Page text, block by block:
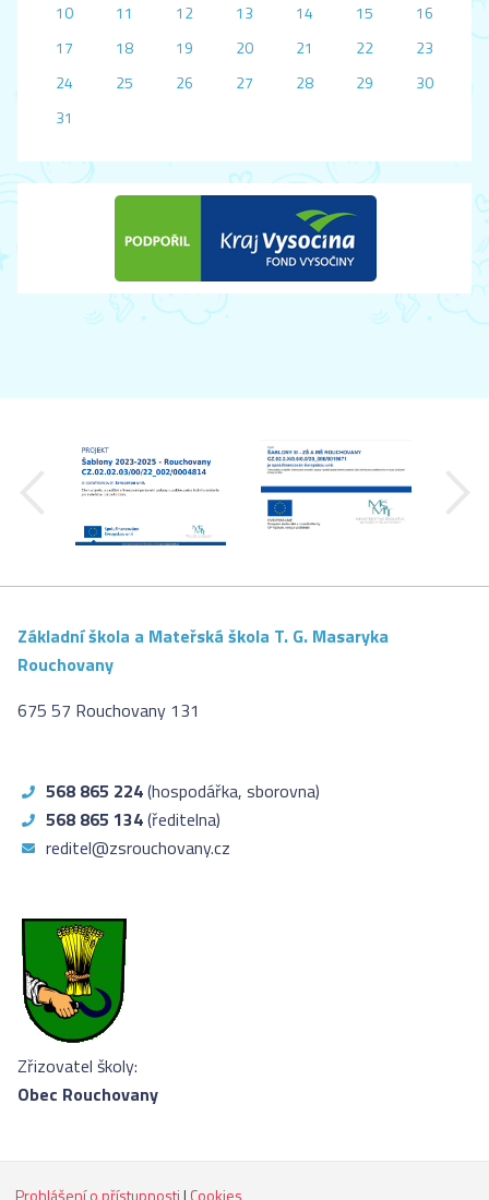
10
11 12 13 14 15
16
17
18 19 20 21 22
23
24
25 26 27 28 29
30
31
Základní škola a Mateřská škola T. G. Masaryka
Rouchovany
675 57 Rouchovany 131
568 865 224(hospodářka, sborovna)
568 865 134(ředitelna)
reditel@zsrouchovany.cz
Zřizovatel školy:
Obec Rouchovany
Prohlášení o přístupnosti| Cookies